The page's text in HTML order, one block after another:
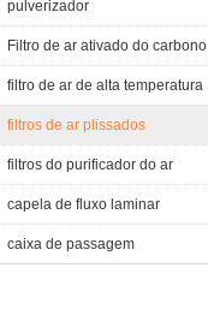
pulverizador
Filtro de ar ativado do carbono
filtro de ar de alta temperatura
filtros de ar plissados
filtros do purificador do ar
capela de fluxo laminar
caixa de passagem